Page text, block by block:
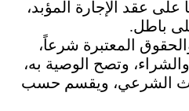
على عقد الإجارة المؤبد،
باطل.
المعتبرة شرعاً،
وتصح الوصية به،
الشرعي، ويقسم حسب